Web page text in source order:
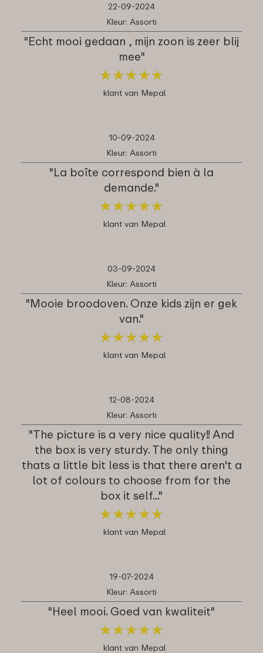
22-09-2024
Kleur: Assorti
"Echt mooi gedaan , mijn zoon is zeer blij
mee"
★★★★★
★★★★★
klant van Mepal
10-09-2024
Kleur: Assorti
"La boîte correspond bien à la
demande."
★★★★★
★★★★★
klant van Mepal
03-09-2024
Kleur: Assorti
"Mooie broodoven. Onze kids zijn er gek
van."
★★★★★
★★★★★
klant van Mepal
12-08-2024
Kleur: Assorti
"The picture is a very nice quality!! And
the box is very sturdy. The only thing
thats a little bit less is that there aren't a
lot of colours to choose from for the
box it self..."
★★★★★
★★★★★
klant van Mepal
19-07-2024
Kleur: Assorti
"Heel mooi. Goed van kwaliteit"
★★★★★
★★★★★
klant van Mepal